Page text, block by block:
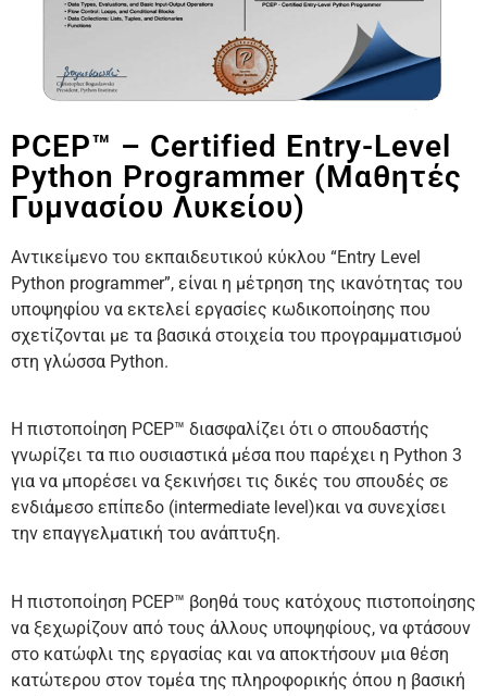
PCEP™ – Certified Entry-Level
Python Programmer (μαθητές
Γυμνασίου Λυκείου)
Αντικείμενο του εκπαιδευτικού κύκλου “Entry Level
Python programmer”, είναι η μέτρηση της ικανότητας του
υποψηφίου να εκτελεί εργασίες κωδικοποίησης που
σχετίζονται με τα βασικά στοιχεία του προγραμματισμού
στη γλώσσα Python.
Η πιστοποίηση PCEP™ διασφαλίζει ότι o σπουδαστής
γνωρίζει τα πιο ουσιαστικά μέσα που παρέχει η Python 3
για να μπορέσει να ξεκινήσει τις δικές του σπουδές σε
ενδιάμεσο επίπεδο (intermediate level)και να συνεχίσει
την επαγγελματική του ανάπτυξη.
Η πιστοποίηση PCEP™ βοηθά τους κατόχους πιστοποίησης
να ξεχωρίζουν από τους άλλους υποψηφίους, να φτάσουν
στο κατώφλι της εργασίας και να αποκτήσουν μια θέση
κατώτερου στον τομέα της πληροφορικής όπου η βασική